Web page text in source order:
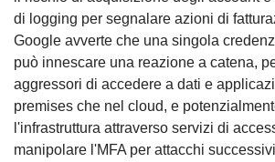
di logging per segnalare azioni di
Google avverte che una singola
può innescare una reazione a catena,
aggressori di accedere a dati e
premises che nel cloud, e
l'infrastruttura attraverso servizi di
manipolare l'MFA per attacchi